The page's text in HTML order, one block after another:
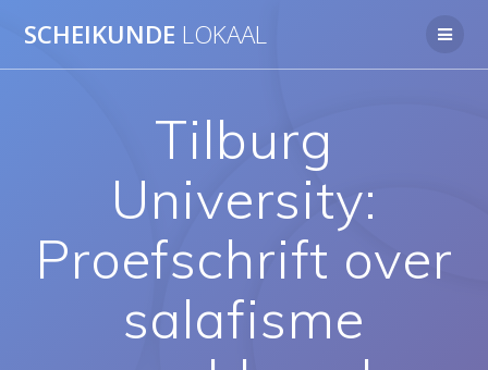
naar
SCHEIKUNDE LOKAAL
Tilburg
University:
Proefschrift over
salafisme